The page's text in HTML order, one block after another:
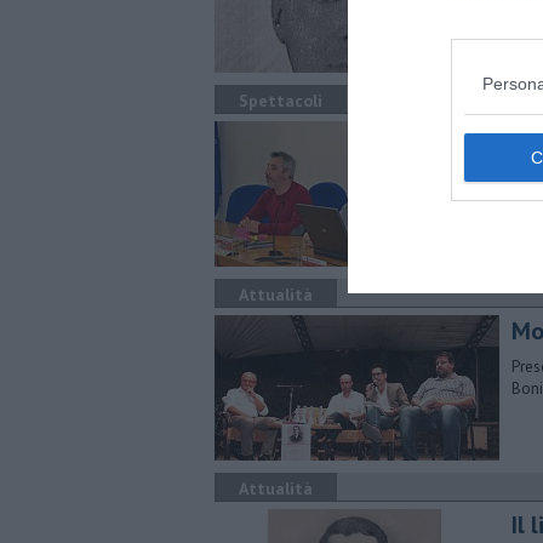
Spettacoli
​Al
Attualità
Attualità
Il